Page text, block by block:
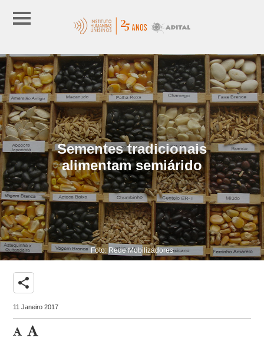
Sementes tradicionais
alimentam semiárido
Foto: Rede Mobilizadores
share
11 Janeiro 2017